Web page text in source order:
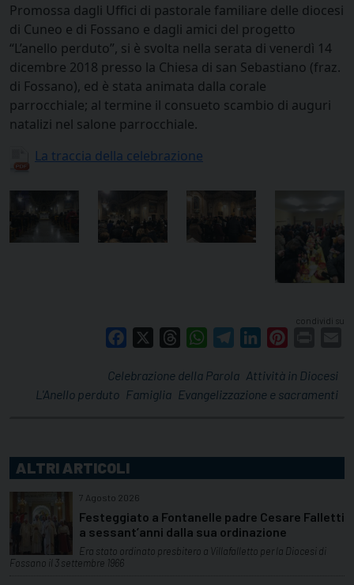
Promossa dagli Uffici di pastorale familiare delle diocesi
di Cuneo e di Fossano e dagli amici del progetto
“L’anello perduto”, si è svolta nella serata di venerdì 14
dicembre 2018 presso la Chiesa di san Sebastiano (fraz.
di Fossano), ed è stata animata dalla corale
parrocchiale; al termine il consueto scambio di auguri
natalizi nel salone parrocchiale.
La traccia della celebrazione
condividi su
Facebook ThreadsWhatsAppTelegramLinkedIn
Attività in Diocesi
Celebrazione della Parola
Evangelizzazione e sacramenti
Famiglia
L'Anello perduto
ALTRI ARTICOLI
7 Agosto 2026
Festeggiato a Fontanelle padre Cesare Falletti
a sessant’anni dalla sua ordinazione
Era stato ordinato presbitero a Villafalletto per la Diocesi di
Fossano il 3 settembre 1966